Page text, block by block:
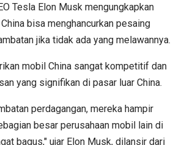
Tesla Elon Musk mengungkapkan
bisa menghancurkan pesaing
jika tidak ada yang melawannya.
mobil China sangat kompetitif dan
yang signifikan di pasar luar China.
perdagangan, mereka hampir
besar perusahaan mobil lain di
bagus," ujar Elon Musk, dilansir dari